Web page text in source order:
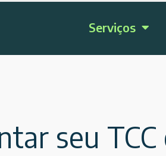
Serviços
seu